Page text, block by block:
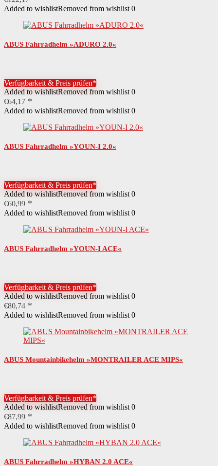
Added to wishlistRemoved from wishlist 0
ABUS Fahrradhelm »ADURO 2.0«
Verfügbarkeit & Preis prüfen*
Added to wishlistRemoved from wishlist 0
€64,17
Added to wishlistRemoved from wishlist 0
ABUS Fahrradhelm »YOUN-I 2.0«
Verfügbarkeit & Preis prüfen*
Added to wishlistRemoved from wishlist 0
€60,99
Added to wishlistRemoved from wishlist 0
ABUS Fahrradhelm »YOUN-I ACE«
Verfügbarkeit & Preis prüfen*
Added to wishlistRemoved from wishlist 0
€80,74
Added to wishlistRemoved from wishlist 0
ABUS Mountainbikehelm »MONTRAILER ACE MIPS«
Verfügbarkeit & Preis prüfen*
Added to wishlistRemoved from wishlist 0
€87,99
Added to wishlistRemoved from wishlist 0
ABUS Fahrradhelm »HYBAN 2.0 ACE«